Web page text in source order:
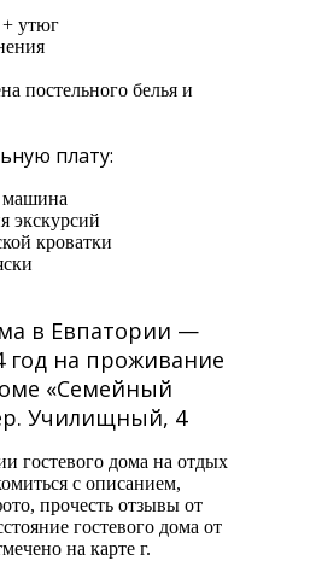
+ утюг
постельного белья и
плату:
машина
экскурсий
кроватки
в Евпатории —
год на проживание
«Семейный
Училищный, 4
гостевого дома на отдых
с описанием,
прочесть отзывы от
гостевого дома от
на карте г.